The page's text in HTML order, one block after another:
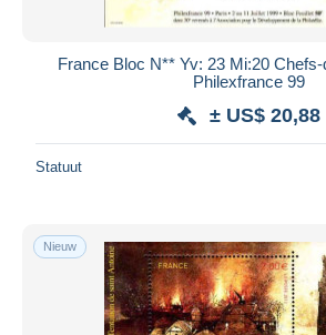
France Bloc N** Yv: 23 Mi:20
Philexfrance 99
± US$ 20,88
Statuut
Nieuw